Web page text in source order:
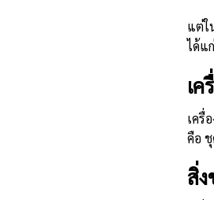
แต่ใ
ได้แ
เ
เครื่
คือ
สิ่